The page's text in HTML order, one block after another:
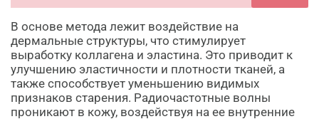
В основе метода лежит воздействие на
дермальные структуры, что стимулирует
выработку коллагена и эластина. Это приводит к
улучшению эластичности и плотности тканей, а
также способствует уменьшению видимых
признаков старения. Радиочастотные волны
проникают в кожу, воздействуя на ее внутренние